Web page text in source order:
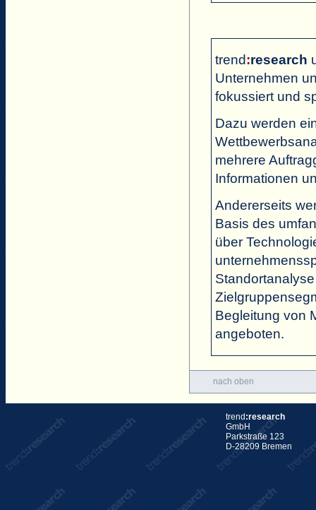
trend:research
Unternehmen
fokussiert und
Dazu werden
mehrere
Informationen
Andererseits
Basis des
über
Begleitung von
angeboten.
nach oben
trend:research
GmbH
Parkstraße 123
D-28209 Bremen